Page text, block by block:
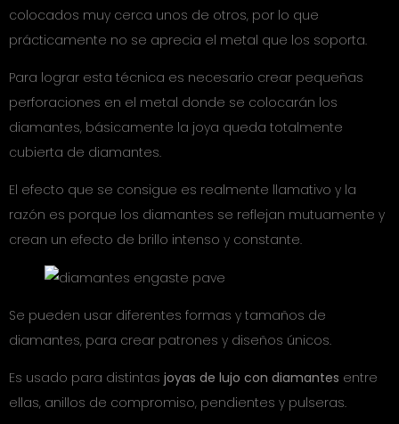
colocados muy cerca unos de otros, por lo que
prácticamente no se aprecia el metal que los soporta.
Para lograr esta técnica es necesario crear pequeñas
perforaciones en el metal donde se colocarán los
diamantes, básicamente la joya queda totalmente
cubierta de diamantes.
El efecto que se consigue es realmente llamativo y la
razón es porque los diamantes se reflejan mutuamente y
crean un efecto de brillo intenso y constante.
Se pueden usar diferentes formas y tamaños de
diamantes, para crear patrones y diseños únicos.
Es usado para distintas joyas de lujo con diamantes entre
ellas, anillos de compromiso, pendientes y pulseras.